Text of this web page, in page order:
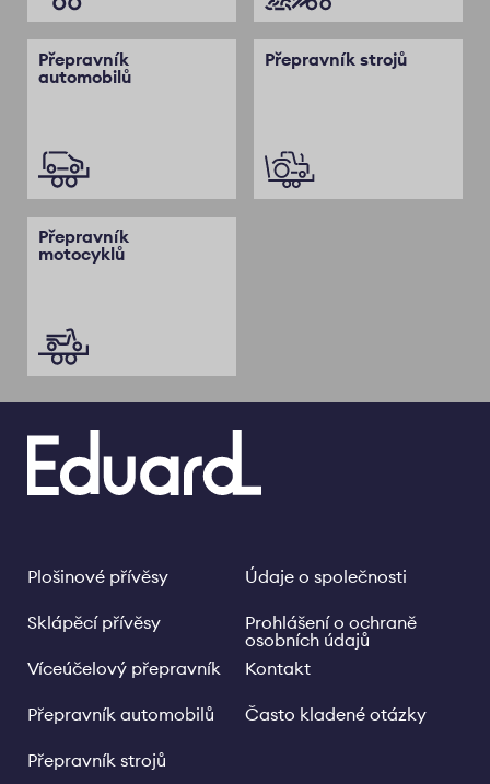
Přepravník
automobilů
Přepravník strojů
Přepravník
motocyklů
Footer
Plošinové přívěsy
Sklápěcí přívěsy
Víceúčelový přepravník
Přepravník automobilů
Přepravník strojů
Legal
Údaje o společnosti
Prohlášení o ochraně
osobních údajů
Kontakt
Často kladené otázky